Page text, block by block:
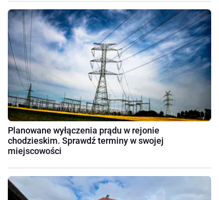
Planowane wyłączenia prądu w rejonie
chodzieskim. Sprawdź terminy w swojej
miejscowości